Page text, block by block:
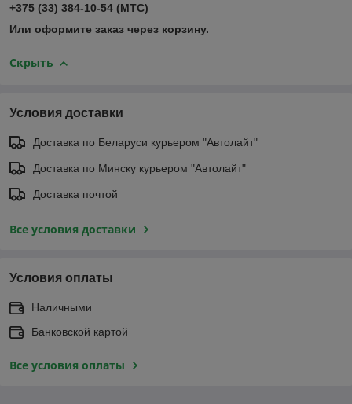
+375 (33) 384-10-54 (МТС)
Или оформите заказ через корзину.
Скрыть
Условия доставки
Доставка по Беларуси курьером "Автолайт"
Доставка по Минску курьером "Автолайт"
Доставка почтой
Все условия доставки
Условия оплаты
Наличными
Банковской картой
Все условия оплаты